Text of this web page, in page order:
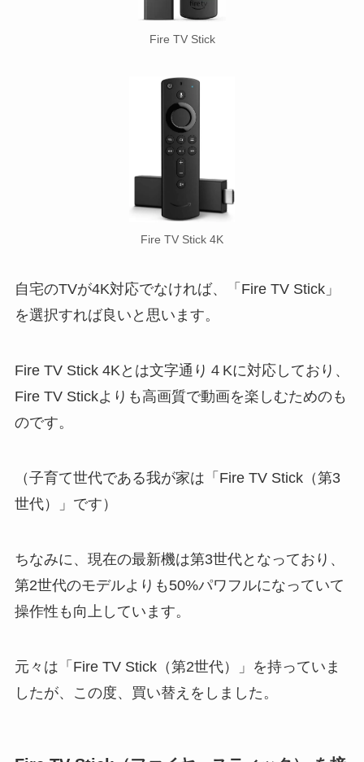
Fire TV Stick
Fire TV Stick 4K
自宅のTVが4K対応でなければ、
「Fire TV Stick」
を選択すれば良いと思います。
Fire TV Stick 4Kとは文字通り４Kに対応しており、
Fire TV Stickよりも高画質で動画を楽しむためのも
のです。
（子育て世代である我が家は「Fire TV Stick（第3
世代）」です）
ちなみに、現在の最新機は第3世代となっており、
第2世代のモデルよりも50%パワフルになっていて
操作性も向上しています。
元々は「Fire TV Stick（第2世代）」を持っていま
したが、この度、買い替えをしました。